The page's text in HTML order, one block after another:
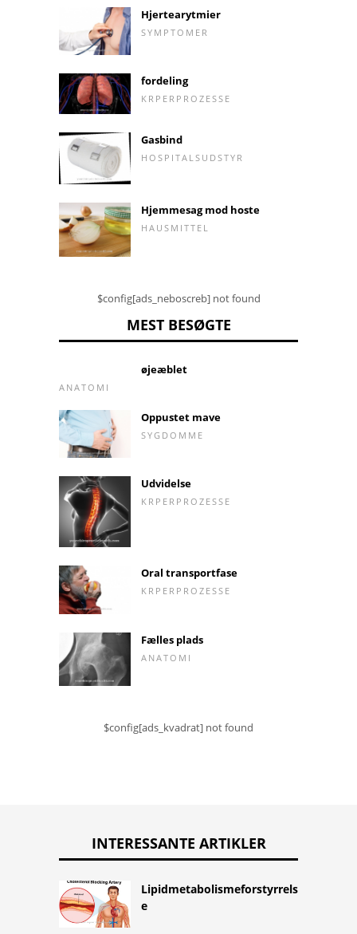
Hjertearytmier
SYMPTOMER
fordeling
KRPERPROZESSE
Gasbind
HOSPITALSUDSTYR
Hjemmesag mod hoste
HAUSMITTEL
$config[ads_neboscreb] not found
MEST BESØGTE
øjeæblet
ANATOMI
Oppustet mave
SYGDOMME
Udvidelse
KRPERPROZESSE
Oral transportfase
KRPERPROZESSE
Fælles plads
ANATOMI
$config[ads_kvadrat] not found
INTERESSANTE ARTIKLER
Lipidmetabolismeforstyrrels
e